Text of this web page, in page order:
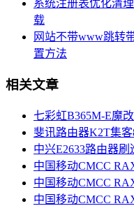
系统注册表优化清理
载
网站不带www跳转
置方法
相关文章
七彩虹B365M-E魔
斐讯路由器K2T集客
中兴E2633路由器
中国移动CMCC
中国移动CMCC
中国移动CMCC